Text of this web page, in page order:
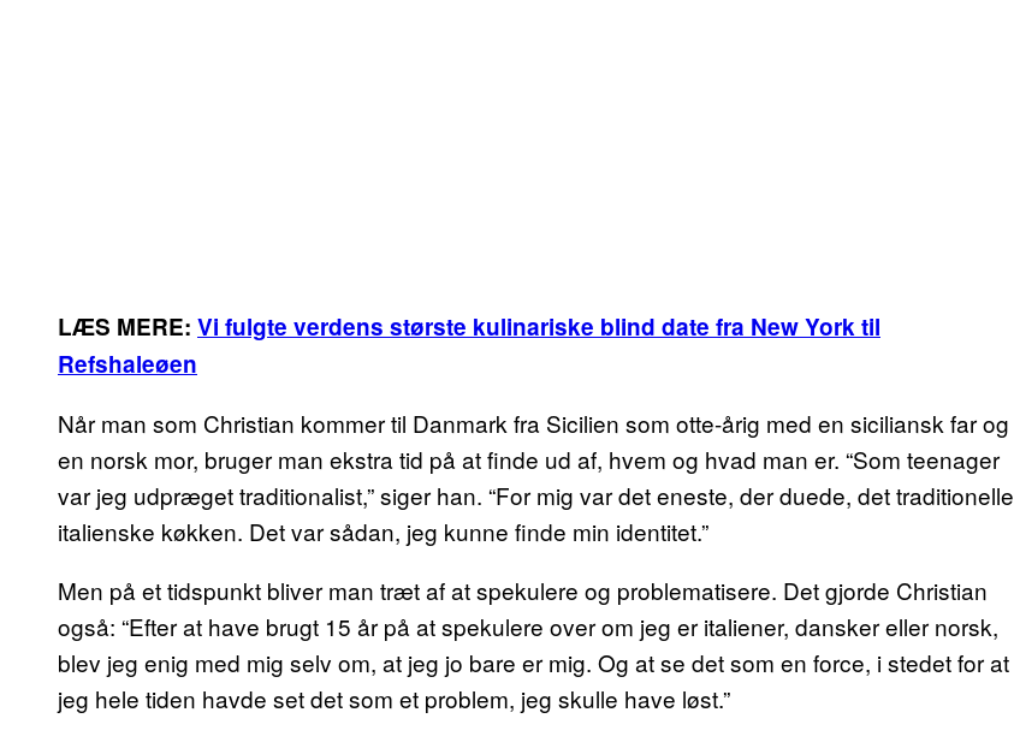
LÆS MERE: Vi fulgte verdens største kulinariske blind date fra New York til
Refshaleøen
Når man som Christian kommer til Danmark fra Sicilien som otte-årig med en siciliansk far og
en norsk mor, bruger man ekstra tid på at finde ud af, hvem og hvad man er. “Som teenager
var jeg udpræget traditionalist,” siger han. “For mig var det eneste, der duede, det traditionelle
italienske køkken. Det var sådan, jeg kunne finde min identitet.”
Men på et tidspunkt bliver man træt af at spekulere og problematisere. Det gjorde Christian
også: “Efter at have brugt 15 år på at spekulere over om jeg er italiener, dansker eller norsk,
blev jeg enig med mig selv om, at jeg jo bare er mig. Og at se det som en force, i stedet for at
jeg hele tiden havde set det som et problem, jeg skulle have løst.”